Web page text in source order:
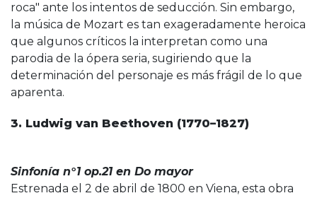
roca" ante los intentos de seducción. Sin embargo,
la música de Mozart es tan exageradamente heroica
que algunos críticos la interpretan como una
parodia de la ópera seria, sugiriendo que la
determinación del personaje es más frágil de lo que
aparenta.
3. Ludwig van Beethoven (1770–1827)
Sinfonía n°1 op.21 en Do mayor
Estrenada el 2 de abril de 1800 en Viena, esta obra